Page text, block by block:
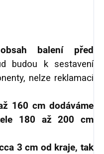
balení před
budou k sestavení
nelze reklamaci
160 cm dodáváme
180 až 200 cm
3 cm od kraje, tak